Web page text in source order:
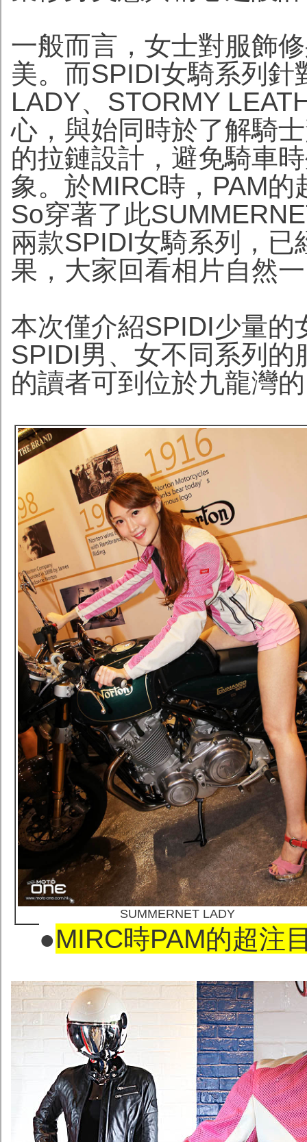
一般而言，女士對服飾
美。而SPIDI女騎系列
LADY、STORMY
心，與始同時於了解騎
的拉鏈設計，避免騎車
象。於MIRC時，PAM
So穿著了此
兩款SPIDI女騎系列，
果，大家回看相片自然
本次僅介紹SPIDI少量的
SPIDI男、女不同系列
的讀者可到位於九龍灣
SUMMERNET LADY
●MIRC時PAM的超注